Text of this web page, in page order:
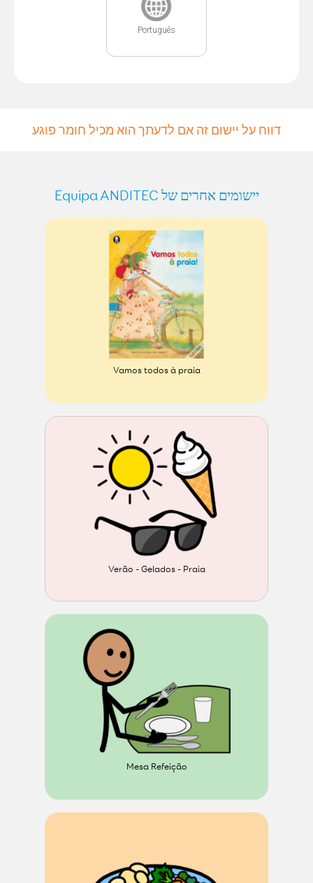
Português
דווח על יישום זה אם לדעתך הוא מכיל חומר פוגע
יישומים אחרים של Equipa ANDITEC
Vamos todos à praia
Verão - Gelados - Praia
Mesa Refeição